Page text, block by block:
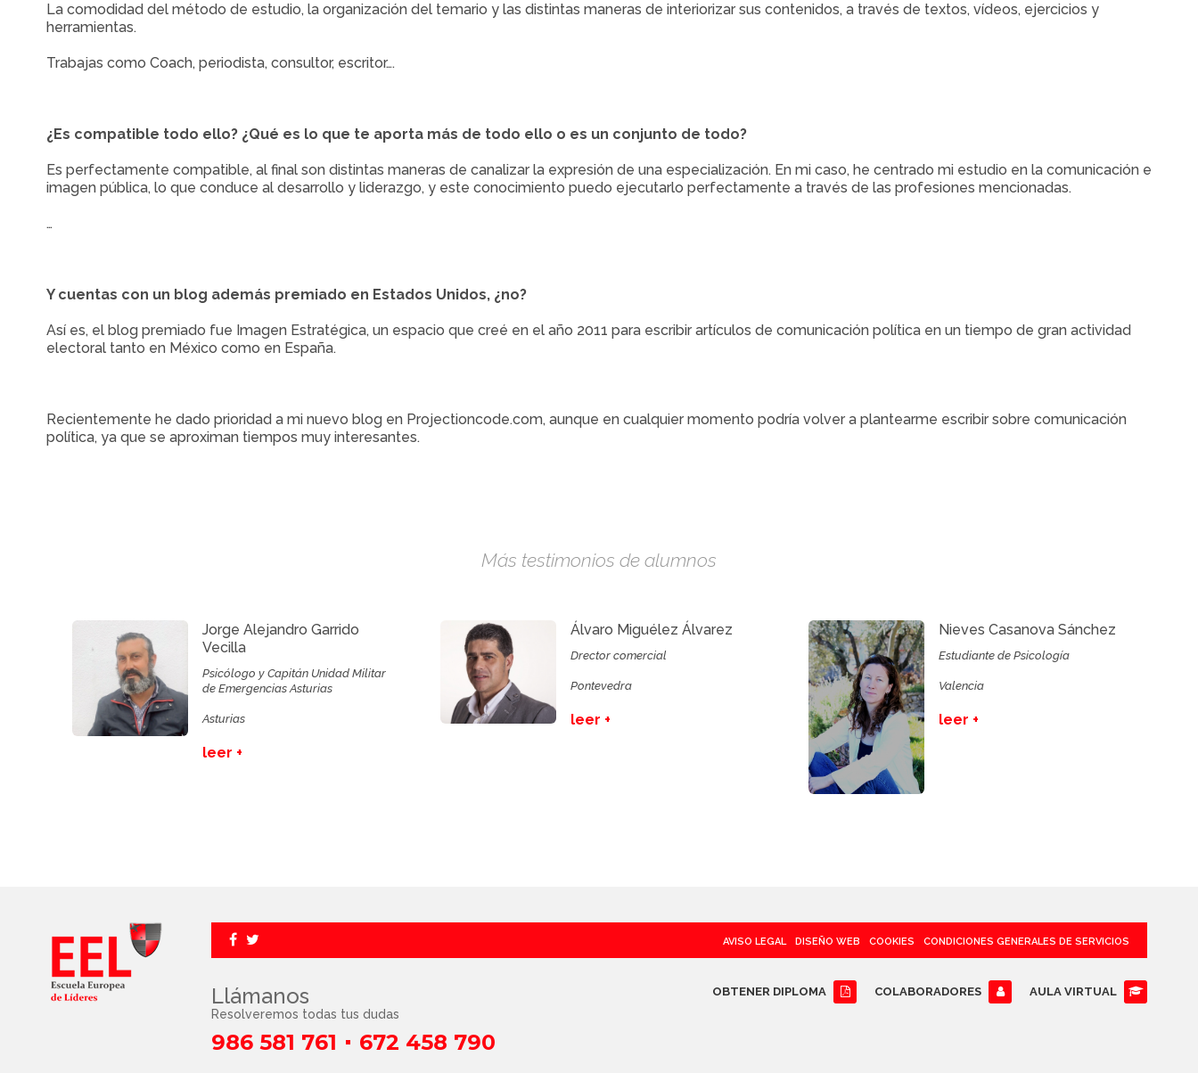
La comodidad del método de estudio, la organización del temario y las distintas maneras de interiorizar sus contenidos, a través de textos, vídeos, ejercicios y
herramientas.
Trabajas como Coach, periodista, consultor, escritor….
¿Es compatible todo ello? ¿Qué es lo que te aporta más de todo ello o es un conjunto de todo?
Es perfectamente compatible, al final son distintas maneras de canalizar la expresión de una especialización. En mi caso, he centrado mi estudio en la comunicación e
imagen pública, lo que conduce al desarrollo y liderazgo, y este conocimiento puedo ejecutarlo perfectamente a través de las profesiones mencionadas.
…
Y cuentas con un blog además premiado en Estados Unidos, ¿no?
Así es, el blog premiado fue Imagen Estratégica, un espacio que creé en el año 2011 para escribir artículos de comunicación política en un tiempo de gran actividad
electoral tanto en México como en España.
Recientemente he dado prioridad a mi nuevo blog en Projectioncode.com, aunque en cualquier momento podría volver a plantearme escribir sobre comunicación
política, ya que se aproximan tiempos muy interesantes.
Más testimonios de alumnos
Jorge Alejandro Garrido
Vecilla
Psicólogo y Capitán Unidad Militar
de Emergencias Asturias
Asturias
leer +
Álvaro Miguélez Álvarez
Drector comercial
Pontevedra
leer +
Nieves Casanova Sánchez
Estudiante de Psicología
Valencia
leer +
AVISO LEGAL DISEÑO WEB COOKIES CONDICIONES GENERALES DE SERVICIOS
Llámanos
Resolveremos todas tus dudas
986 581 761 672 458 790
OBTENER DIPLOMA COLABORADORES AULA VIRTUAL